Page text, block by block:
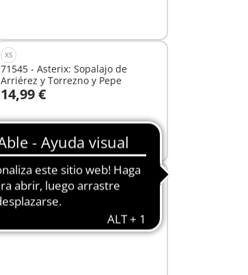
XS
71545 - Asterix: Sopalajo de
Arriérez y Torrezno y Pepe
14,99 €
A la cesta
EXCLUSIVO XS
6530 - Conjunto de figuras tipo 1